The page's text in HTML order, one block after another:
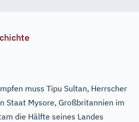
muss Tipu Sultan, Herrscher
Staat Mysore, Großbritannien im
die Hälfte seines Landes